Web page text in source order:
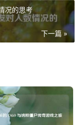
了强烈的共鸣,也在
游戏的传播，走进了
，无论是在电视上
欣赏精彩的游戏剪
仅是背景音乐，更
关键时刻，这些插
战斗；而在闲暇时
况的思考
下一篇 »